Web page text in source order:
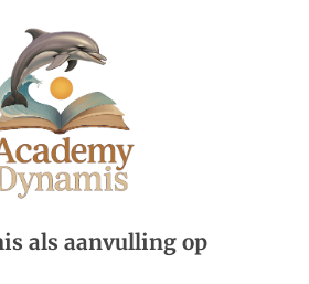
als aanvulling op